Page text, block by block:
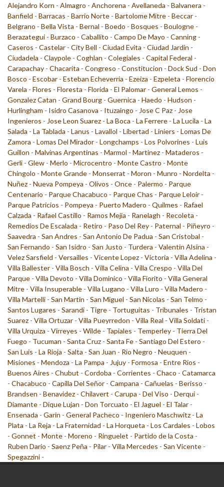
Alejandro Korn - Almagro - Anchorena - Avellaneda - Balvanera -
Banfield - Barracas - Barrio Norte - Bartolome Mitre - Beccar -
Belgrano - Bella Vista - Bernal - Boedo - Bosques - Boulogne -
Berazategui - Burzaco - Caballito - Campo De Mayo - Canning -
Caseros - Castelar - City Bell - Ciudad Evita - Ciudad Jardin -
Ciudadela - Claypole - Coghlan - Colegiales - Capital Federal -
Carapachay - Chacarita - Congreso - Constitucion - Dock Sud - Don
Bosco - Escobar - Esteban Echeverria - Ezeiza - Ezpeleta - Florencio
Varela - Flores - Floresta - Florida - El Palomar - General Lemos -
Gonzalez Catan - Grand Bourg - Guernica - Haedo - Hudson -
Hurlingham - Isidro Casanova - Ituzaingo - Jose C Paz - Jose
Ingenieros - Jose Leon Suarez - La Boca - La Ferrere - La Lucila - La
Salada - La Tablada - Lanus - Lavallol - Libertad - Liniers - Lomas De
Zamora - Lomas Del Mirador - Longchamps - Los Polvorines - Luis
Guillon - Malvinas Argentinas - Marmol - Martinez - Mataderos -
Gerli - Glew - Merlo - Microcentro - Monte Castro - Monte
Chingolo - Monte Grande - Monserrat - Moron - Munro - Nordelta -
Nuñez - Nueva Pompeya - Olivos - Once - Palermo - Parque
Centenario - Parque Chacabuco - Parque Chas - Parque Leloir -
Parque Patricios - Pompeya - Puerto Madero - Quilmes - Rafael
Calzada - Rafael Castillo - Ramos Mejia - Ranelagh - Recoleta -
Remedios De Escalada - Retiro - Paso Del Rey - Paternal - Piñeyro -
Saavedra - San Andres - San Antonio De Padua - San Cristobal -
San Fernando - San Isidro - San Justo - Turdera - Valentin Alsina -
Velez Sarsfield - Versailles - Vicente Lopez - Victoria - Villa Adelina -
Villa Ballester - Villa Bosch - Villa Celina - Villa Crespo - Villa Del
Parque - Villa Devoto - Villa Dominico - Villa Fiorito - Villa General
Mitre - Villa Insuperable - Villa Lugano - Villa Luro - Villa Madero -
Villa Martelli - San Martin - San Miguel - San Nicolas - San Telmo -
Santos Lugares - Sarandi - Tigre - Tortuguitas - Tribunales - Tristan
Suarez - Villa Ortuzar - Villa Pueyrredon - Villa Real - Villa Soldati -
Villa Urquiza - Virreyes - Wilde - Tapiales - Temperley - Tierra Del
Fuego - Tucuman - Santa Cruz - Santa Fe - Santiago Del Estero -
San Luis - La Rioja - Salta - San Juan - Rio Negro - Neuquen -
Misiones - Mendoza - La Pampa - Jujuy - Formosa - Entre Rios -
Buenos Aires - Chubut - Cordoba - Corrientes - Chaco - Catamarca
- Chacabuco - Capilla Del Señor - Campana - Cañuelas - Berisso -
Brandsen - Benavidez - Chilavert - Carupa - Del Viso - Derqui -
Diamante - Dique Lujan - Don Torcuato - El Jaguel - El Talar -
Ensenada - Garin - General Pacheco - Ingeniero Maschwitz - La
Plata - La Reja - La Fraternidad - La Horqueta - Los Cardales - Lobos
- Gonnet - Monte - Moreno - Ringuelet - Partido de la Costa -
Ruben Dario - Saenz Peña - Pilar - Villa Mercedes - San Vicente -
Spegazzini -